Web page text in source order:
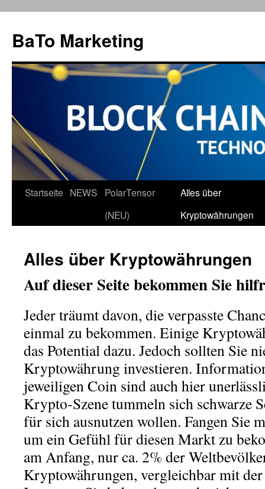
springen
BaTo Marketing
Startseite NEWS
PolarTensor
(NEU)
Alles über
Kryptowährungen
Alles über Kryptowährungen
Auf dieser Seite bekommen Sie
Jeder träumt davon, die verpasste
einmal zu bekommen. Einige
das Potential dazu. Jedoch sollten Sie
Kryptowährung investieren.
jeweiligen Coin sind auch hier
Krypto-Szene tummeln sich schwarze
für sich ausnutzen wollen. Fangen Sie
um ein Gefühl für diesen Markt zu
am Anfang, nur ca. 2% der
Kryptowährungen, vergleichbar mit